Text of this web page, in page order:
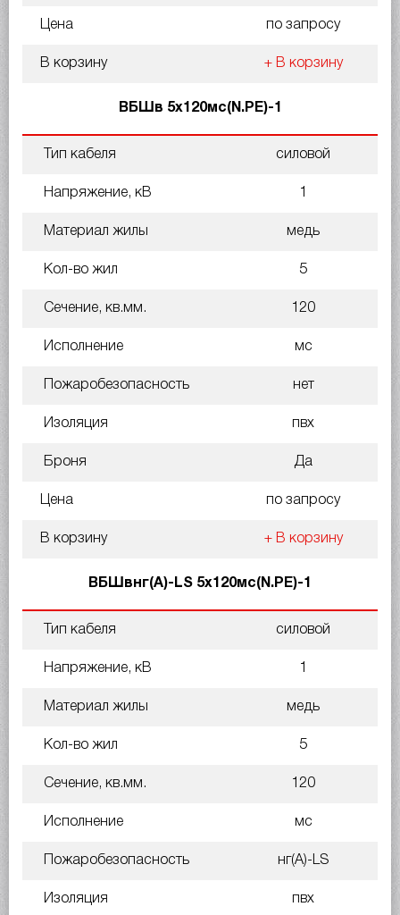
Цена по запросу
В корзину + В корзину
ВБШв 5х120мс(N.PE)-1
Тип кабеля силовой
Напряжение, кВ 1
Материал жилы медь
Кол-во жил 5
Сечение, кв.мм. 120
Исполнение мс
Пожаробезопасность нет
Изоляция пвх
Броня Да
Цена по запросу
В корзину + В корзину
ВБШвнг(A)-LS 5х120мс(N.PE)-1
Тип кабеля силовой
Напряжение, кВ 1
Материал жилы медь
Кол-во жил 5
Сечение, кв.мм. 120
Исполнение мс
Пожаробезопасность нг(A)-LS
Изоляция пвх